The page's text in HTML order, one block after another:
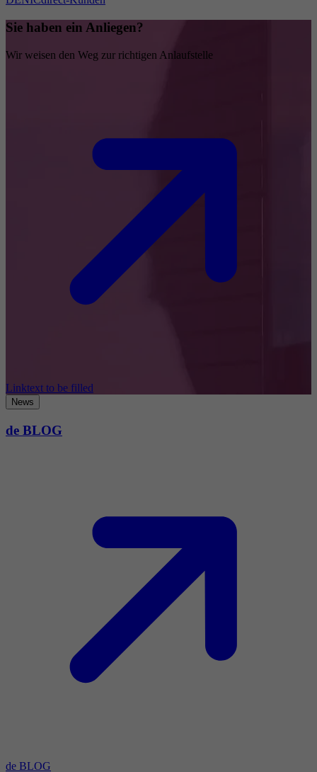
Sie haben ein Anliegen?
Wir weisen den Weg zur richtigen Anlaufstelle
Linktext to be filled
News
de BLOG
de BLOG